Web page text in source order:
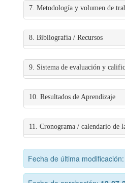
7. Metodología y volumen de
8. Bibliografía / Recursos
9. Sistema de evaluación y
10. Resultados de Aprendizaje
11. Cronograma / calendario de
Fecha de última modificación: